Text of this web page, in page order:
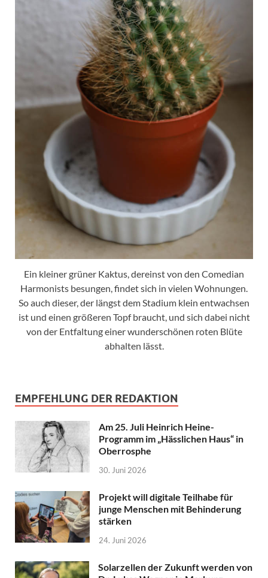
Ein kleiner grüner Kaktus, dereinst von den Comedian
Harmonists besungen, findet sich in vielen Wohnungen.
So auch dieser, der längst dem Stadium klein entwachsen
ist und einen größeren Topf braucht, und sich dabei nicht
von der Entfaltung einer wunderschönen roten Blüte
abhalten lässt.
EMPFEHLUNG DER REDAKTION
Am 25. Juli Heinrich Heine-
Programm im „Hässlichen Haus“ in
Oberrosphe
30. Juni 2026
Projekt will digitale Teilhabe für
junge Menschen mit Behinderung
stärken
24. Juni 2026
Solarzellen der Zukunft werden von